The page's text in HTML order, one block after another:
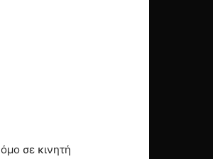
σε κινητή